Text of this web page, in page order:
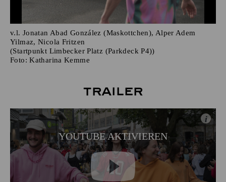
v.l. Jonatan Abad González (Maskottchen), Alper Adem
Yilmaz, Nicola Fritzen
(Startpunkt Limbecker Platz (Parkdeck P4))
Foto: Katharina Kemme
Trailer
YOUTUBE AKTIVIEREN
i